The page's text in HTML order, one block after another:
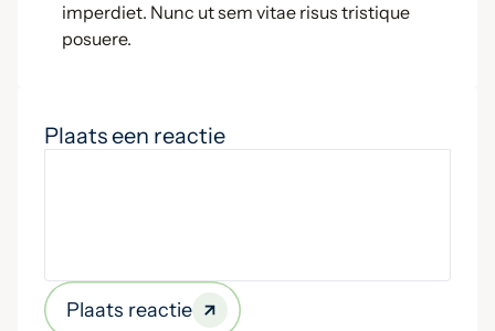
imperdiet. Nunc ut sem vitae risus tristique
posuere.
Plaats een reactie
Plaats reactie